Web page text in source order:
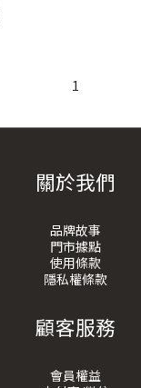
1
關於我們
品牌故事
門市據點
使用條款
隱私權條款
顧客服務
會員權益